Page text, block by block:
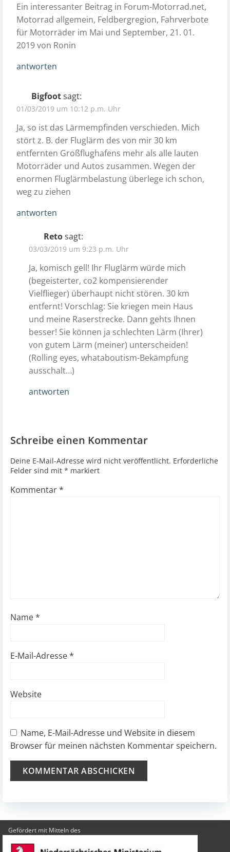
Ein interessanter Beitrag in Forum-Motorrad.net,
Motorrad allgemein, Feldbergregion, Fahrverbote
für Motorräder im Mai und September, 21. 01.
2019 von Ronin
antworten
Bigfootsagt:
01/03/2019 um 10:12 p.m. Uhr
Ja, so ist das Lärmempfinden verschieden. Mich
stört z. B. der Fluglärm des von mir 30 km
entfernten Großflughafens mehr als alle lauten
Motorräder und Autos zusammen. Wegen der
enormen Fluglärmbelastung überlege ich schon,
weg zu ziehen
antworten
Retosagt:
03/03/2019 um 9:23 p.m. Uhr
Ja, komisch gell! Ihr Fluglärm würde mich
(begeisterter, co2 kompensierender
Vielflieger) überhaupt nicht stören. 30 km
entfernt! Vorschlag: Sie kriegen mein Haus
und meine Raserstrecke. Dann gehts Ihnen
besser! Sie können ja schlechten Lärm (Ihrer)
von gutem Lärm (meiner) unterscheiden!
(Rolling eyes, whataboutism-Bekämpfung
ausschalt…)
antworten
Schreibe einen Kommentar
Deine E-Mail-Adresse wird nicht veröffentlicht. Erforderliche
Felder sind mit * markiert
Kommentar*
Name*
E-Mail-Adresse*
Website
Name, E-Mail-Adresse und Website in diesem
Browser für meinen nächsten Kommentar speichern.
Gefördert mit Mitteln des